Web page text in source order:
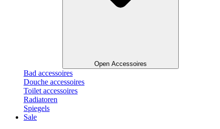
Open Accessoires
Bad accessoires
Douche accessoires
Toilet accessoires
Radiatoren
Spiegels
Sale